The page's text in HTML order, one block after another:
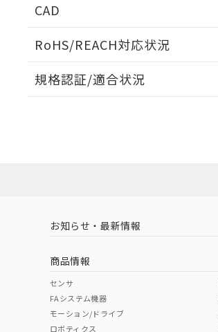
CAD
RoHS/REACH対応状況
EU RoHS 注意事項・凡例
中国 RoHS 注意事項・凡例
中国 RoHS表
Pb Hg
規格認証/適合状況
お知らせ・最新情報
商品情報
センサ
FAシステム機器
モーション/ドライブ
ロボティクス